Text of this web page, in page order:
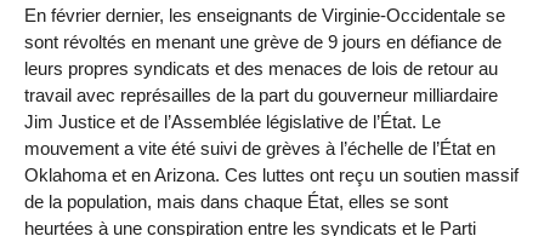
En février dernier, les enseignants de Virginie-Occidentale se
sont révoltés en menant une grève de 9 jours en défiance de
leurs propres syndicats et des menaces de lois de retour au
travail avec représailles de la part du gouverneur milliardaire
Jim Justice et de l’Assemblée législative de l’État. Le
mouvement a vite été suivi de grèves à l’échelle de l’État en
Oklahoma et en Arizona. Ces luttes ont reçu un soutien massif
de la population, mais dans chaque État, elles se sont
heurtées à une conspiration entre les syndicats et le Parti